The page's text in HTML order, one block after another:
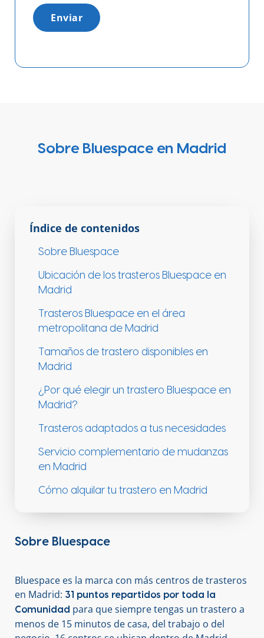
Enviar
Sobre Bluespace en Madrid
Índice de contenidos
Sobre Bluespace
Ubicación de los trasteros Bluespace en
Madrid
Trasteros Bluespace en el área
metropolitana de Madrid
Tamaños de trastero disponibles en
Madrid
¿Por qué elegir un trastero Bluespace en
Madrid?
Trasteros adaptados a tus necesidades
Servicio complementario de mudanzas
en Madrid
Cómo alquilar tu trastero en Madrid
Sobre Bluespace
Bluespace es la marca con más centros de trasteros
en Madrid: 31 puntos repartidos por toda la
Comunidad para que siempre tengas un trastero a
menos de 15 minutos de casa, del trabajo o del